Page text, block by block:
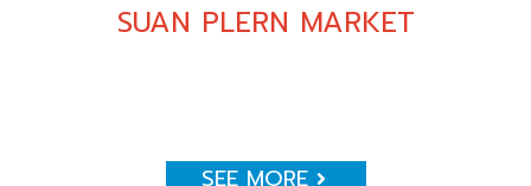
SUAN PLERN MARKET
SEE MORE